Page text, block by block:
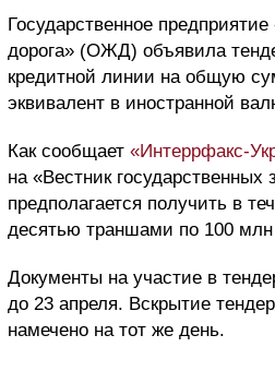
Государственное
дорога» (ОЖД) объявила
кредитной линии на общую
эквивалент в иностранной
Как сообщает «Интеррфакс-
на «Вестник государственных
предполагается получить в
десятью траншами по 100 млн
Документы на участие в
до 23 апреля. Вскрытие
намечено на тот же день.